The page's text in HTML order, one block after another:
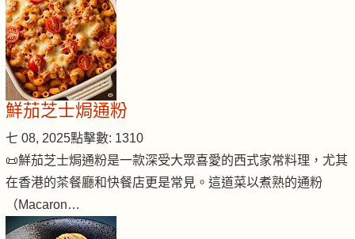
鮮茄芝士焗通粉
七 08, 2025點擊數: 1310
📜鮮茄芝士焗通粉是一款深受大眾喜愛的西式家常料理，尤其
在香港的茶餐廳和快餐店更是常見。這道菜以煮熟的通粉
（Macaron…